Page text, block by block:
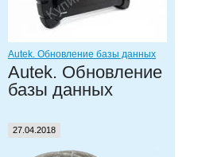
Autek. Обновление базы данных
Autek. Обновление
базы данных
27.04.2018